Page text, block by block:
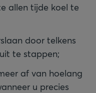
allen tijde koel te
door telkens
te stappen;
af van hoelang
u precies